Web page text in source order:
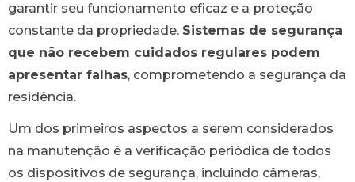
garantir seu funcionamento eficaz e a proteção
constante da propriedade. Sistemas de segurança
que não recebem cuidados regulares podem
apresentar falhas, comprometendo a segurança da
residência.
Um dos primeiros aspectos a serem considerados
na manutenção é a verificação periódica de todos
os dispositivos de segurança, incluindo câmeras,